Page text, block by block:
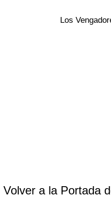
Los
Volver a la Portada